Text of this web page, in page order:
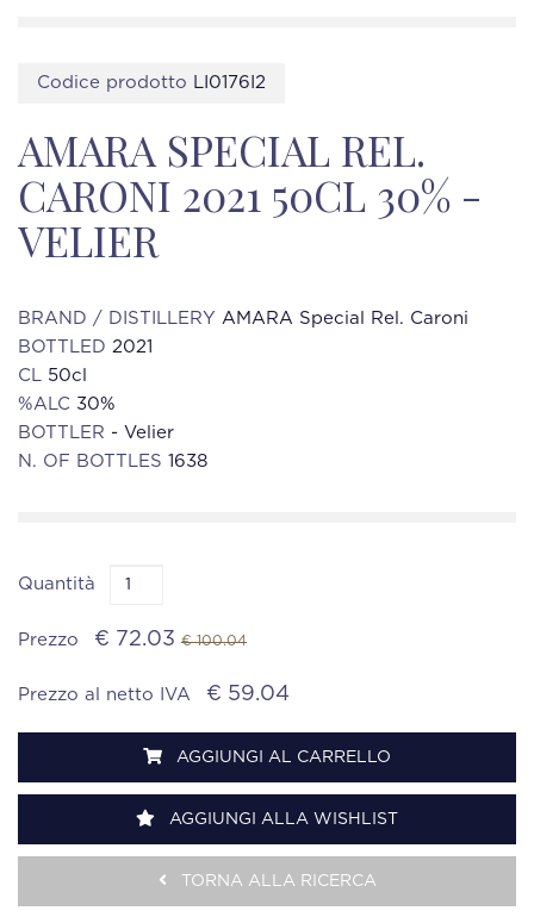
Codice prodotto LI0176I2
AMARA SPECIAL REL.
CARONI 2021 50CL 30% -
VELIER
BRAND / DISTILLERY AMARA Special Rel. Caroni
BOTTLED 2021
CL 50cl
%ALC 30%
BOTTLER - Velier
N. OF BOTTLES 1638
Quantità
Prezzo € 72.03 € 100.04
Prezzo al netto IVA € 59.04
AGGIUNGI AL CARRELLO
AGGIUNGI ALLA WISHLIST
TORNA ALLA RICERCA